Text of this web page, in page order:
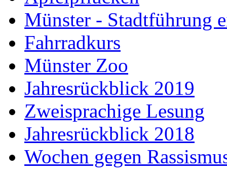
Münster - Stadtführung
Fahrradkurs
Münster Zoo
Jahresrückblick 2019
Zweisprachige Lesung
Jahresrückblick 2018
Wochen gegen